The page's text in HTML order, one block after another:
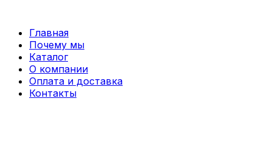
содержимому
Главная
Почему мы
Каталог
О компании
Оплата и доставка
Контакты